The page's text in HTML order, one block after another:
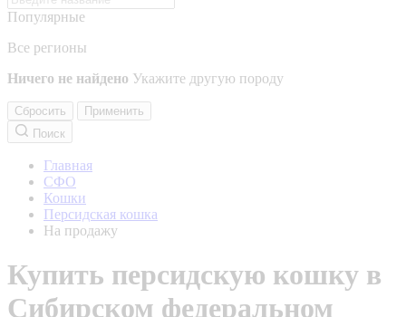
Популярные
Все регионы
Ничего не найдено Укажите другую породу
Сбросить
Применить
Поиск
Главная
СФО
Кошки
Персидская кошка
На продажу
Купить персидскую кошку в
Сибирском федеральном